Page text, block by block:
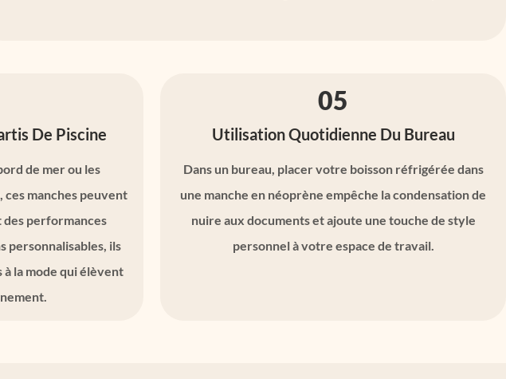
De Piscine
de mer ou les
ces manches peuvent
performances
personnalisables, ils
la mode qui élèvent
05
Utilisation Quotidienne Du Bureau
Dans un bureau, placer votre boisson réfrigérée dans
une manche en néoprène empêche la condensation de
nuire aux documents et ajoute une touche de style
personnel à votre espace de travail.